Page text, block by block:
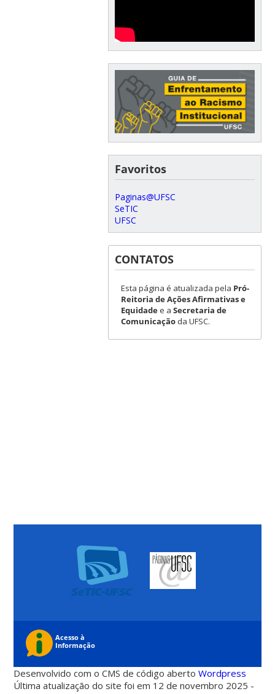
Favoritos
Paginas@UFSC
SeTIC
UFSC
CONTATOS
Esta página é atualizada pela Pró-
Reitoria de Ações Afirmativas e
Equidadee a Secretaria de
Comunicaçãoda UFSC.
Desenvolvido com o CMS de código abertoWordpress
Última atualização do site foi em 12 de novembro 2025 -